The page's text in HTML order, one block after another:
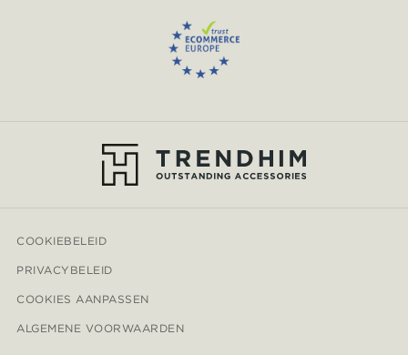
COOKIEBELEID
PRIVACYBELEID
COOKIES AANPASSEN
ALGEMENE VOORWAARDEN